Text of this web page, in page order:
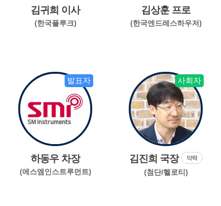
김귀희 이사
(한국플루크)
김상훈 프로
(한국엔드레스하우저)
발표자
하동우 차장
(에스엠인스트루먼트)
사회자
김진희 국장 약력
(첨단/헬로티)